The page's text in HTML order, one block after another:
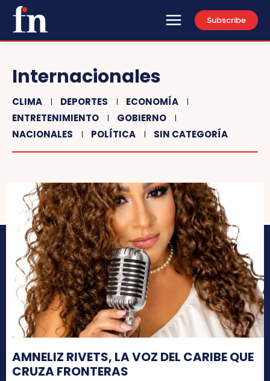
Subscribe
Internacionales
CLIMA DEPORTES
ECONOMÍA
ENTRETENIMIENTO
GOBIERNO
NACIONALES
POLÍTICA SIN CATEGORÍA
AMNELIZ RIVETS, LA VOZ DEL CARIBE QUE
CRUZA FRONTERAS